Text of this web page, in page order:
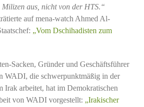
Milizen aus, nicht von der HTS.“
auf mena-watch Ahmed Al-
„Vom Dschihadisten zum
Sacken, Gründer und Geschäftsführer
WADI, die schwerpunktmäßig in der
Irak arbeitet, hat im Demokratischen
von WADI vorgestellt: „Irakischer